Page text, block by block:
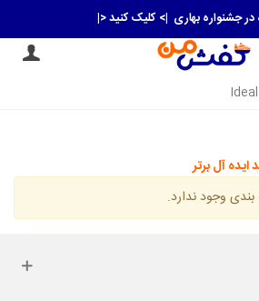
جشنواره بهاری |> کلیک کنید <|
آل برتر
وجود ندارد.